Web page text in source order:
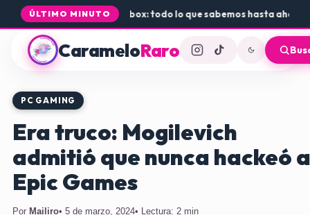
ÚLTIMO MINUTO
de Rogue Core a PS5 y Xbox: todo lo que sabemos hasta ahora•
CarameloRaro
PC GAMING
Era truco: Mogilevich
admitió que nunca hackeó a
Epic Games
Por Mailiro• 5 de marzo, 2024• Lectura: 2 min